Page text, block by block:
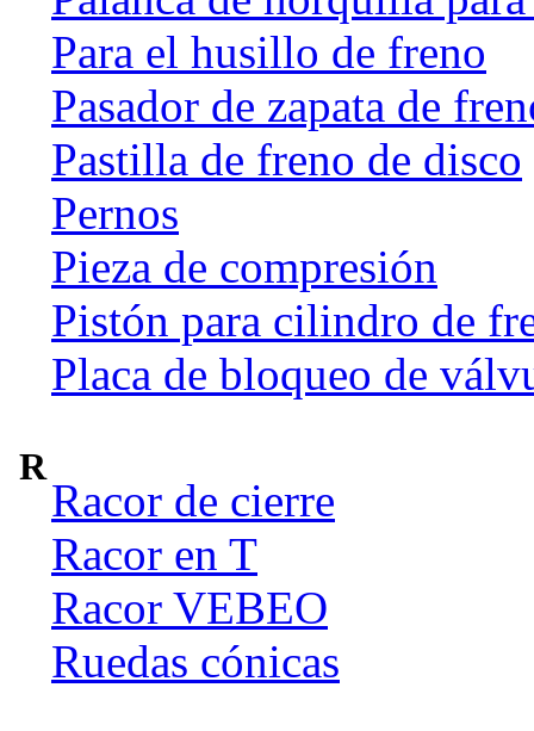
Para el husillo de freno
Pasador de zapata de
Pastilla de freno de disco
Pernos
Pieza de compresión
Pistón para cilindro de
Placa de bloqueo de
R
Racor de cierre
Racor en T
Racor VEBEO
Ruedas cónicas